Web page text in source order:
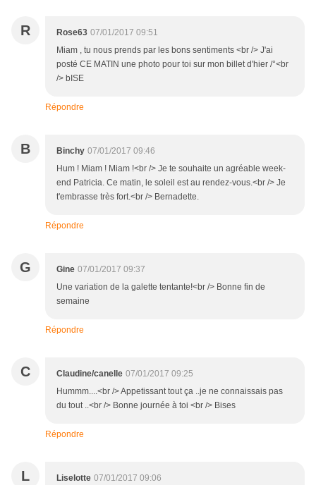
R Rose63 07/01/2017 09:51
Miam , tu nous prends par les bons sentiments <br /> J'ai
posté CE MATIN une photo pour toi sur mon billet d'hier /°<br
/> bISE
Répondre
B Binchy 07/01/2017 09:46
Hum ! Miam ! Miam !<br /> Je te souhaite un agréable week-
end Patricia. Ce matin, le soleil est au rendez-vous.<br /> Je
t'embrasse très fort.<br /> Bernadette.
Répondre
G Gine 07/01/2017 09:37
Une variation de la galette tentante!<br /> Bonne fin de
semaine
Répondre
C Claudine/canelle 07/01/2017 09:25
Hummm....<br /> Appetissant tout ça ..je ne connaissais pas
du tout ..<br /> Bonne journée à toi <br /> Bises
Répondre
L Liselotte 07/01/2017 09:06